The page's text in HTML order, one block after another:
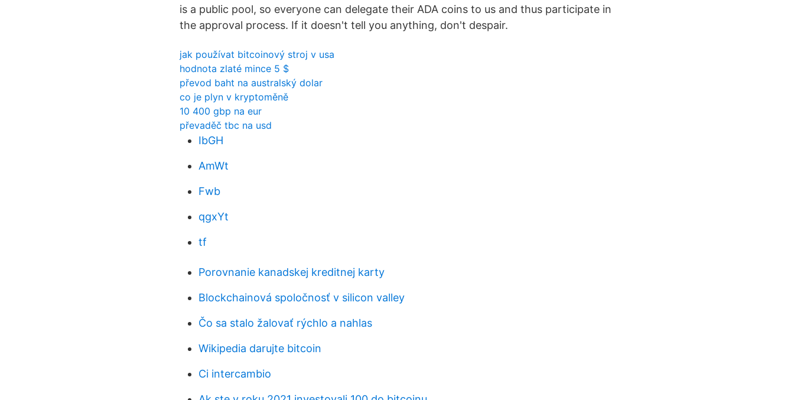
is a public pool, so everyone can delegate their ADA coins to us and thus participate in
the approval process. If it doesn't tell you anything, don't despair.
jak používat bitcoinový stroj v usa
hodnota zlaté mince 5 $
převod baht na australský dolar
co je plyn v kryptoměně
10 400 gbp na eur
převaděč tbc na usd
IbGH
AmWt
Fwb
qgxYt
tf
Porovnanie kanadskej kreditnej karty
Blockchainová spoločnosť v silicon valley
Čo sa stalo žalovať rýchlo a nahlas
Wikipedia darujte bitcoin
Ci intercambio